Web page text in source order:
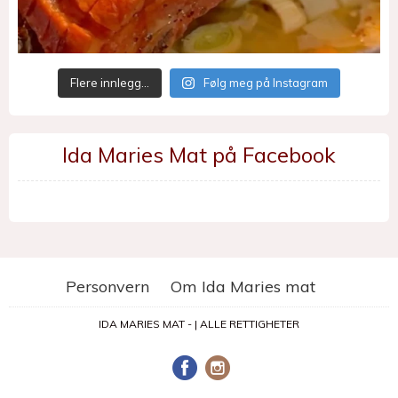
Flere innlegg… Følg meg på Instagram
Ida Maries Mat på Facebook
Personvern Om Ida Maries mat
IDA MARIES MAT - | ALLE RETTIGHETER